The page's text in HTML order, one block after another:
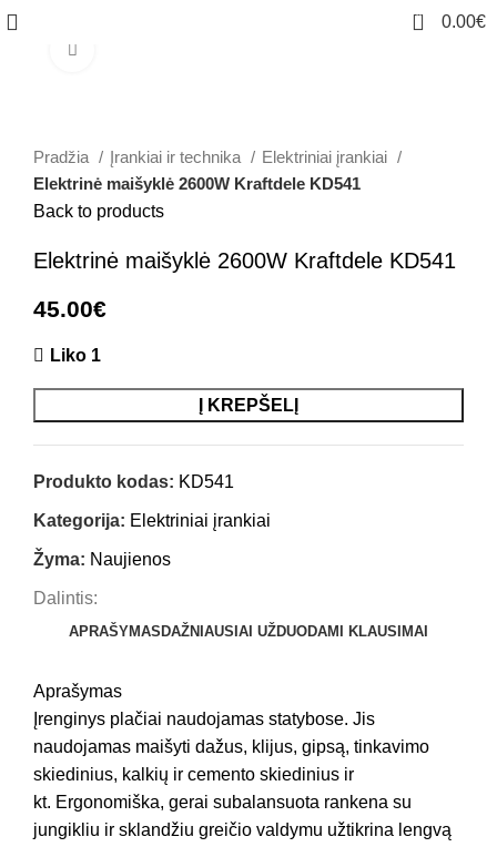
0 0.00€
Pradžia Įrankiai ir technika
Elektriniai įrankiai
Elektrinė maišyklė 2600W Kraftdele KD541
Back to products
Elektrinė maišyklė 2600W Kraftdele KD541
45.00€
Liko 1
Į KREPŠELĮ
Produkto kodas: KD541
Kategorija: Elektriniai įrankiai
Žyma: Naujienos
Dalintis:
APRAŠYMAS DAŽNIAUSIAI UŽDUODAMI KLAUSIMAI
Aprašymas
Įrenginys plačiai naudojamas statybose. Jis
naudojamas maišyti dažus, klijus, gipsą, tinkavimo
skiedinius, kalkių ir cemento skiedinius ir
kt. Ergonomiška, gerai subalansuota rankena su
jungikliu ir sklandžiu greičio valdymu užtikrina lengvą